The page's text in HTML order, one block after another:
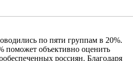
по пяти группам в 20%.
поможет объективно оценить
россиян. Благодаря